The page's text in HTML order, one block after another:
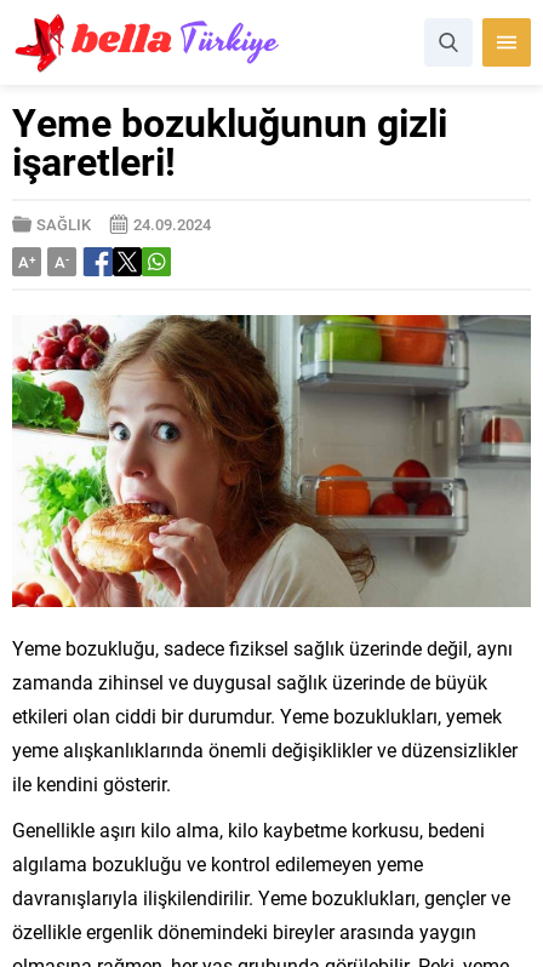
Yeme bozukluğunun gizli
işaretleri!
SAĞLIK
24.09.2024
A+ A-
Yeme bozukluğu, sadece fiziksel sağlık üzerinde değil, aynı
zamanda zihinsel ve duygusal sağlık üzerinde de büyük
etkileri olan ciddi bir durumdur. Yeme bozuklukları, yemek
yeme alışkanlıklarında önemli değişiklikler ve düzensizlikler
ile kendini gösterir.
Genellikle aşırı kilo alma, kilo kaybetme korkusu, bedeni
algılama bozukluğu ve kontrol edilemeyen yeme
davranışlarıyla ilişkilendirilir. Yeme bozuklukları, gençler ve
özellikle ergenlik dönemindeki bireyler arasında yaygın